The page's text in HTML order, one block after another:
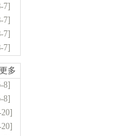
..
7]
7]
7]
7]
多
8]
8]